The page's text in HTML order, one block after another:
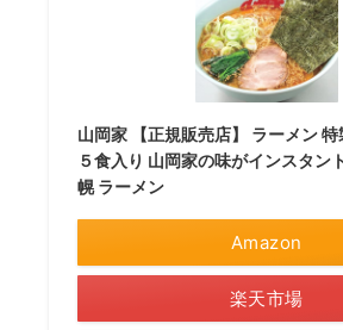
山岡家 【正規販売店】 ラーメン 特
５食入り 山岡家の味がインスタン
幌 ラーメン
Amazon
楽天市場